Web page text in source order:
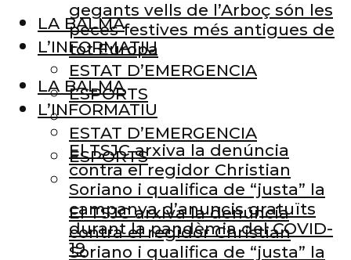
LA BALMA
L’INFORMATIU
ESTAT D’EMERGENCIA
ESPORTS
El TSJC arxiva la denúncia
contra el regidor Christian
Soriano i qualifica de “justa” la
campanya d’anuncis gratuïts
durant la pandèmia del COVID-
19
gegants vells de l’Arboç són les
peces festives més antigues de
tot Europa
LA BALMA
L’INFORMATIU
ESTAT D’EMERGENCIA
ESPORTS
El TSJC arxiva la denúncia
contra el regidor Christian
Soriano i qualifica de “justa” la